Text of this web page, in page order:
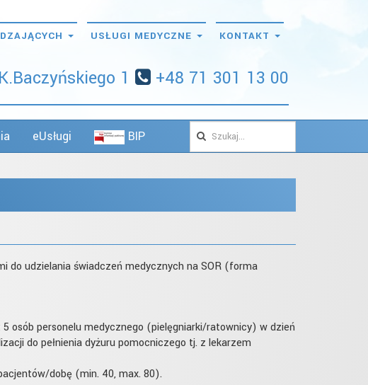
USŁUGI MEDYCZNE KONTAKT
1 +48 71 301 13 00
eUsługi BIP
do udzielania świadczeń medycznych na SOR (forma
osób personelu medycznego (pielęgniarki/ratownicy) w dzień
do pełnienia dyżuru pomocniczego tj. z lekarzem
dobę (min. 40, max. 80).